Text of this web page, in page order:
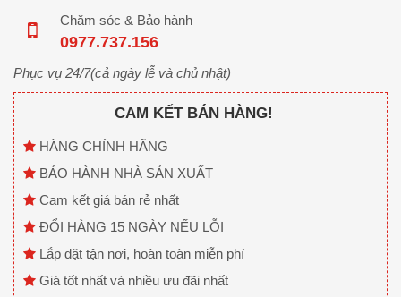
Chăm sóc & Bảo hành
0977.737.156
Phục vụ 24/7(cả ngày lễ và chủ nhật)
CAM KẾT BÁN HÀNG!
HÀNG CHÍNH HÃNG
BẢO HÀNH NHÀ SẢN XUẤT
Cam kết giá bán rẻ nhất
ĐỔI HÀNG 15 NGÀY NẾU LỖI
Lắp đặt tận nơi, hoàn toàn miễn phí
Giá tốt nhất và nhiều ưu đãi nhất